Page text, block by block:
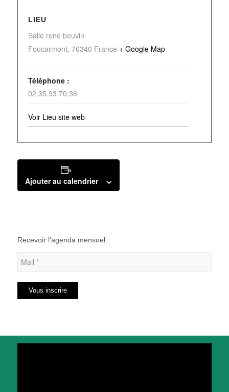
LIEU
Salle rené beuvin
Foucarmont, 76340 France + Google Map
Téléphone :
02.35.93.70.36
Voir Lieu site web
Ajouter au calendrier
Recevoir l’agenda mensuel.